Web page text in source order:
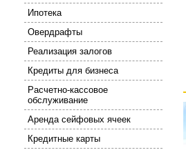
Ипотека
Овердрафты
Реализация залогов
Кредиты для бизнеса
Расчетно-кассовое
обслуживание
Аренда сейфовых ячеек
Кредитные карты